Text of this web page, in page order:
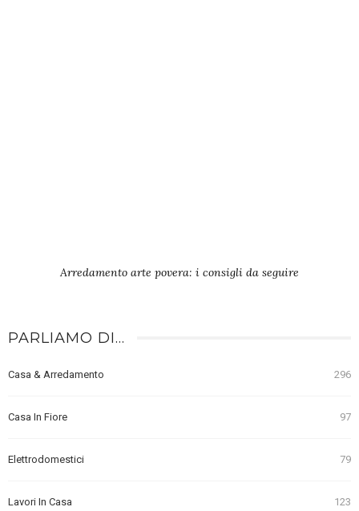
Arredamento arte povera: i consigli da seguire
PARLIAMO DI…
Casa & Arredamento 296
Casa In Fiore 97
Elettrodomestici 79
Lavori In Casa 123